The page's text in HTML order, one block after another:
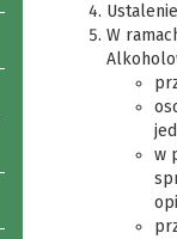
W
w